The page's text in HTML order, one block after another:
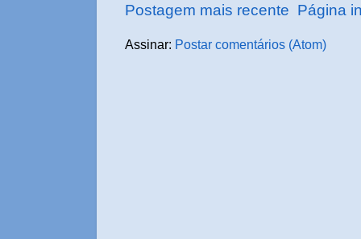
Postagem mais recente Página
Assinar: Postar comentários (Atom)